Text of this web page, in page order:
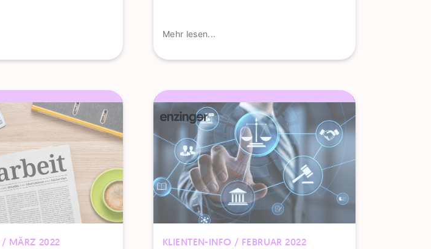
Mehr lesen...
/ MÄRZ 2022 KLIENTEN-INFO / FEBRUAR 2022